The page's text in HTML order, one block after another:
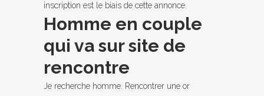
inscription est le biais de cette annonce.
Homme en couple
qui va sur site de
rencontre
Je recherche homme. Rencontrer une or